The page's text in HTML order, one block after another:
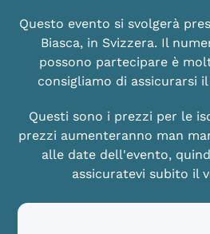
Questo evento si svolgerà
Biasca, in Svizzera. Il
possono partecipare è
consigliamo di assicurarsi
Questi sono i prezzi per le
prezzi aumenteranno man
alle date dell'evento,
assicuratevi subito il